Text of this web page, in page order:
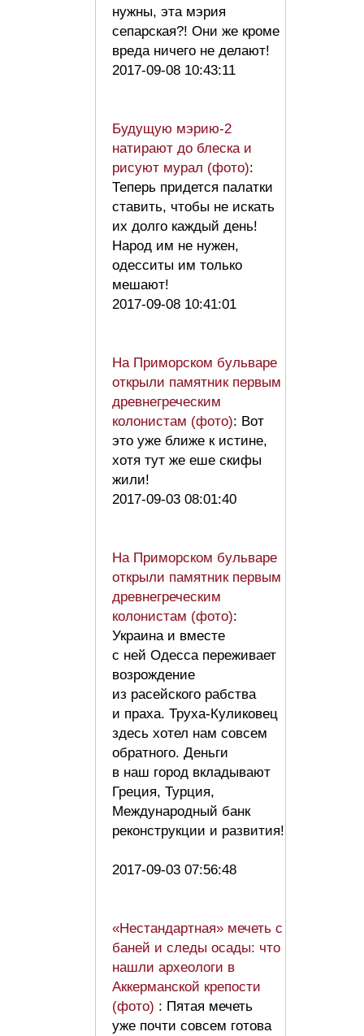
нужны, эта мэрия
сепарская?! Они же кроме
вреда ничего не делают!
2017-09-08 10:43:11
Будущую мэрию-2
натирают до блеска и
рисуют мурал (фото):
Теперь придется палатки
ставить, чтобы не искать
их долго каждый день!
Народ им не нужен,
одесситы им только
мешают!
2017-09-08 10:41:01
На Приморском бульваре
открыли памятник первым
древнегреческим
колонистам (фото): Вот
это уже ближе к истине,
хотя тут же еше скифы
жили!
2017-09-03 08:01:40
На Приморском бульваре
открыли памятник первым
древнегреческим
колонистам (фото):
Украина и вместе
с ней Одесса переживает
возрождение
из расейского рабства
и праха. Труха-Куликовец
здесь хотел нам совсем
обратного. Деньги
в наш город вкладывают
Греция, Турция,
Международный банк
реконструкции и развития!
2017-09-03 07:56:48
«Нестандартная» мечеть с
баней и следы осады: что
нашли археологи в
Аккерманской крепости
(фото) : Пятая мечеть
уже почти совсем готова